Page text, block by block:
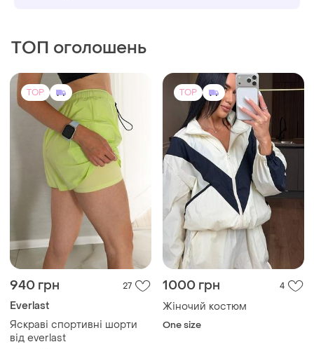
ТОП оголошень
TOP
940 грн 27
Everlast
Яскраві спортивні шорти
від everlast
TOP
1000 грн 4
Жіночий костюм
One size